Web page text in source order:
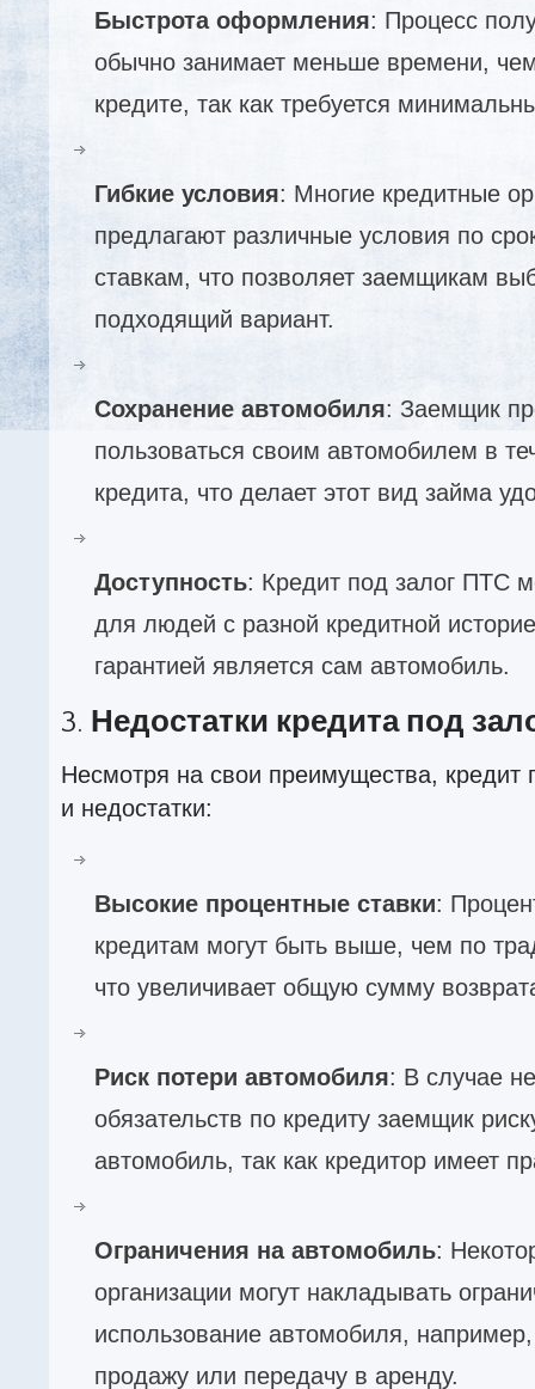
Быстрота оформления: Процесс
обычно занимает меньше времени,
кредите, так как требуется
Гибкие условия: Многие кредитные
предлагают различные условия по
ставкам, что позволяет заемщикам
подходящий вариант.
Сохранение автомобиля: Заемщик
пользоваться своим автомобилем в
кредита, что делает этот вид займа
Доступность: Кредит под залог ПТС
для людей с разной кредитной
гарантией является сам автомобиль.
3. Недостатки кредита под
Несмотря на свои преимущества, кредит
и недостатки:
Высокие процентные ставки:
кредитам могут быть выше, чем по
что увеличивает общую сумму
Риск потери автомобиля: В случае
обязательств по кредиту заемщик
автомобиль, так как кредитор имеет
Ограничения на автомобиль:
организации могут накладывать
использование автомобиля, например,
продажу или передачу в аренду.